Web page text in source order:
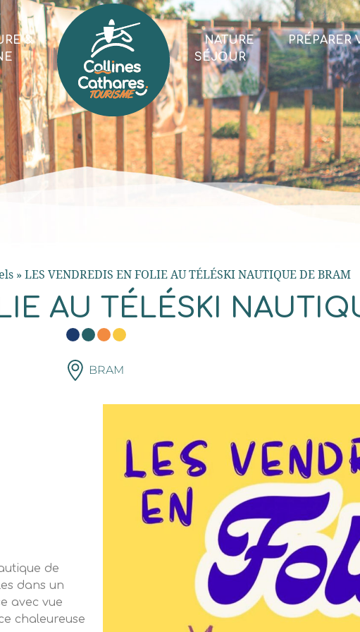
&
NATURE
PRÉPARER
SÉJOUR
» LES VENDREDIS EN FOLIE AU TÉLÉSKI NAUTIQUE DE BRAM
AU TÉLÉSKI
BRAM
de
dans un
avec vue
chaleureuse